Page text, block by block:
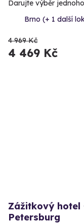
Darujte výběr
Brno (+ 1 další
4 969 Kč
4 469 Kč
Zážitkový hotel
Petersburg